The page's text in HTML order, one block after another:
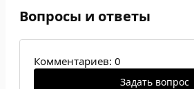
Вопросы и ответы
Комментариев: 0
Задать вопрос